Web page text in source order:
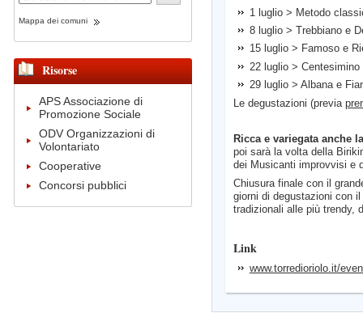
Mappa dei comuni
Risorse
APS Associazione di
Promozione Sociale
ODV Organizzazioni di
Volontariato
Cooperative
Concorsi pubblici
1 luglio > Metodo
8 luglio > Trebbiano e
15 luglio > Famoso e
22 luglio >
29 luglio > Albana e
Le degustazioni (previa
Ricca e variegata anche
poi sarà la volta della
dei Musicanti improvvisi e
Chiusura finale con il
giorni di degustazioni con
tradizionali alle più trendy,
Link
www.torredioriolo.it/